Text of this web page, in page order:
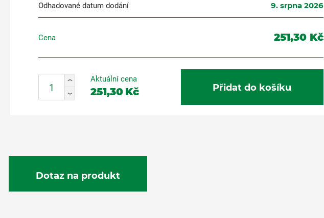
Odhadované datum dodání 9. srpna 2026
Cena 251,30 Kč
Aktuální cena
251,30 Kč Přidat do košíku